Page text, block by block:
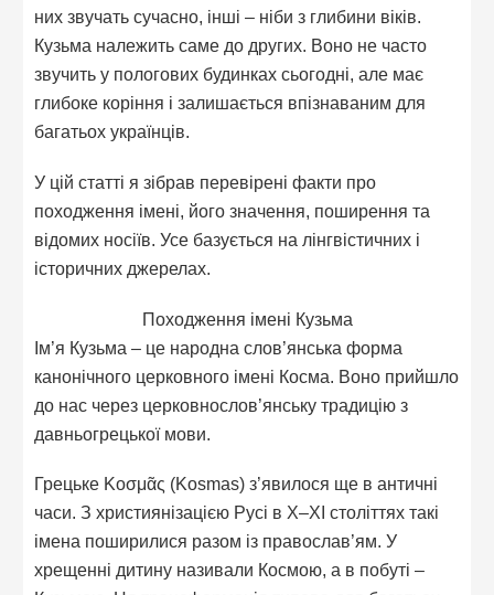
них звучать сучасно, інші – ніби з глибини віків.
Кузьма належить саме до других. Воно не часто
звучить у пологових будинках сьогодні, але має
глибоке коріння і залишається впізнаваним для
багатьох українців.
У цій статті я зібрав перевірені факти про
походження імені, його значення, поширення та
відомих носіїв. Усе базується на лінгвістичних і
історичних джерелах.
Походження імені Кузьма
Ім’я Кузьма – це народна слов’янська форма
канонічного церковного імені Косма. Воно прийшло
до нас через церковнослов’янську традицію з
давньогрецької мови.
Грецьке Κοσμᾶς (Kosmas) з’явилося ще в античні
часи. З християнізацією Русі в X–XI століттях такі
імена поширилися разом із православ’ям. У
хрещенні дитину називали Космою, а в побуті –